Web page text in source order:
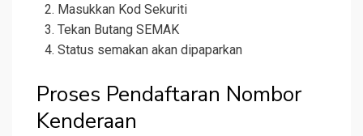
Masukkan Kod Sekuriti
Tekan Butang SEMAK
Status semakan akan dipaparkan
Proses Pendaftaran Nombor
Kenderaan